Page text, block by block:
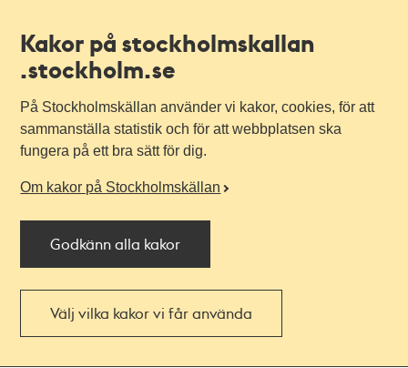
Kakor på stockholmskallan
.stockholm.se
På Stockholmskällan använder vi kakor, cookies, för att
sammanställa statistik och för att webbplatsen ska
fungera på ett bra sätt för dig.
Om kakor på Stockholmskällan
Godkänn alla kakor
Välj vilka kakor vi får använda